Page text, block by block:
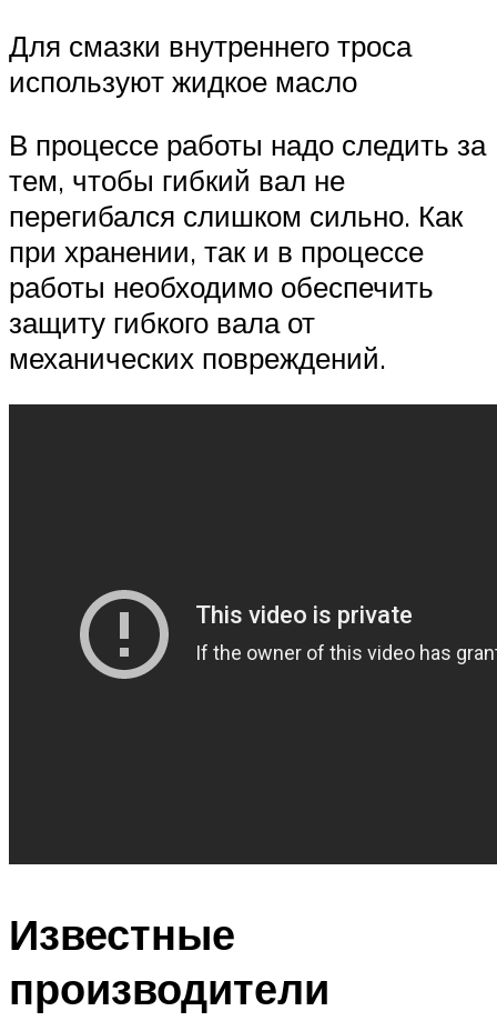
Для смазки внутреннего троса
используют жидкое масло
В процессе работы надо следить за
тем, чтобы гибкий вал не
перегибался слишком сильно. Как
при хранении, так и в процессе
работы необходимо обеспечить
защиту гибкого вала от
механических повреждений.
Известные
производители